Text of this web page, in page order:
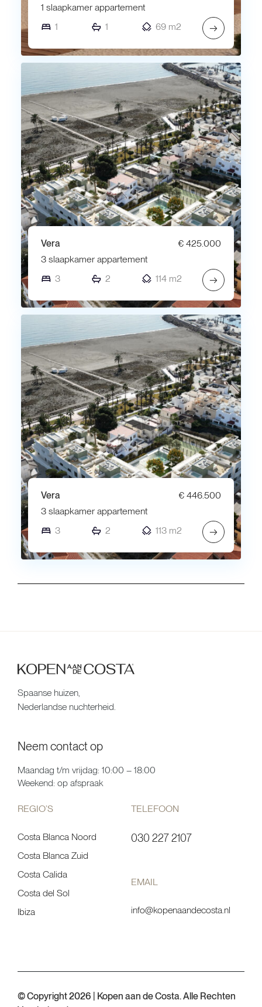
1 slaapkamer appartement
1
1 69 m2 →
Vera
€ 425.000
3 slaapkamer appartement
3
2 114 m2 →
Vera
€ 446.500
3 slaapkamer appartement
3
2 113 m2 →
Spaanse huizen,
Nederlandse nuchterheid.
Neem contact op
Maandag t/m vrijdag: 10:00 – 18:00
Weekend: op afspraak
REGIO’S
Costa Blanca Noord
Costa Blanca Zuid
Costa Calida
Costa del Sol
Ibiza
TELEFOON
030 227 2107
EMAIL
info@kopenaandecosta.nl
© Copyright 2026 | Kopen aan de Costa. Alle Rechten